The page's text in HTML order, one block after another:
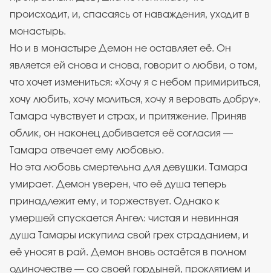
происходит, и, спасаясь от наваждения, уходит в
монастырь.
Но и в монастыре Демон не оставляет её. Он
является ей снова и снова, говорит о любви, о том,
что хочет измениться: «Хочу я с небом примириться,
хочу любить, хочу молиться, хочу я веровать добру».
Тамара чувствует и страх, и притяжение. Приняв
облик, он наконец добивается её согласия —
Тамара отвечает ему любовью.
Но эта любовь смертельна для девушки. Тамара
умирает. Демон уверен, что её душа теперь
принадлежит ему, и торжествует. Однако к
умершей спускается Ангел: чистая и невинная
душа Тамары искупила свой грех страданием, и
её уносят в рай. Демон вновь остаётся в полном
одиночестве — со своей гордыней, проклятием и